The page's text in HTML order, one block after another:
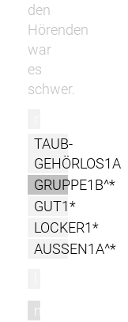
den
Hörenden
war
es
schwer.
TAUB-
GEHÖRLOS1A
GRUPPE1B^*
GUT1*
LOCKER1*
AUSSEN1A^*
m